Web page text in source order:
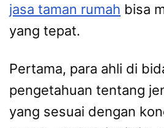
jasa taman rumah bisa
yang tepat.
Pertama, para ahli di
pengetahuan tentang
yang sesuai dengan